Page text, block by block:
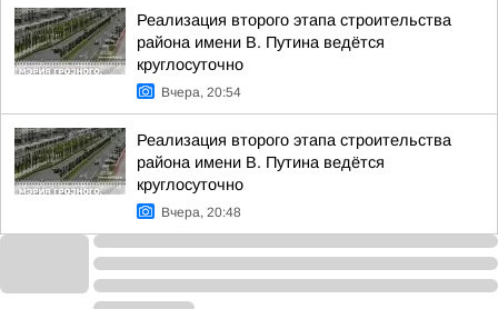
Реализация второго этапа строительства
района имени В. Путина ведётся
круглосуточно
Вчера, 20:54
Реализация второго этапа строительства
района имени В. Путина ведётся
круглосуточно
Вчера, 20:48